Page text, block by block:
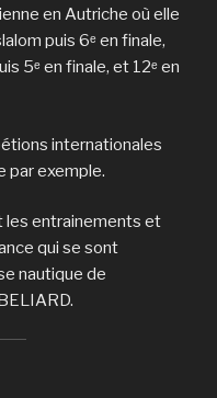
en Autriche où elle
puis 6ᵉ en finale,
5ᵉ en finale, et 12ᵉ en
internationales
par exemple.
les entrainements et
qui se sont
nautique de